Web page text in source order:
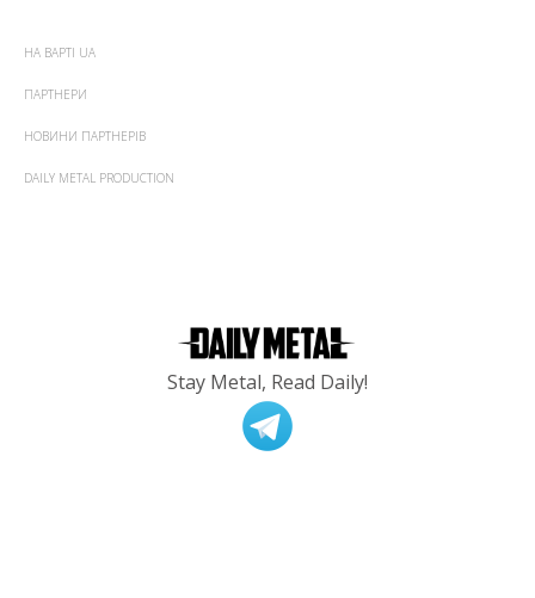
НА ВАРТІ UA
ПАРТНЕРИ
НОВИНИ ПАРТНЕРІВ
DAILY METAL PRODUCTION
Stay Metal, Read Daily!